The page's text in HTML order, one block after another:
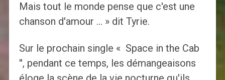
Mais tout le monde pense que c'est une
chanson d'amour … » dit Tyrie.
Sur le prochain single « Space in the Cab
'', pendant ce temps, les démangeaisons